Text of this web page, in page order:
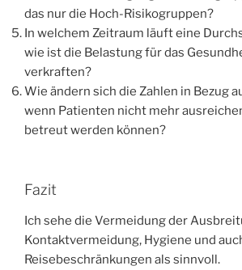
das nur die Hoch-Risikogruppen?
In welchem Zeitraum läuft eine
wie ist die Belastung für das
verkraften?
Wie ändern sich die Zahlen in Bezug
wenn Patienten nicht mehr
betreut werden können?
Fazit
Ich sehe die Vermeidung der
Kontaktvermeidung, Hygiene und
Reisebeschränkungen als sinnvoll.